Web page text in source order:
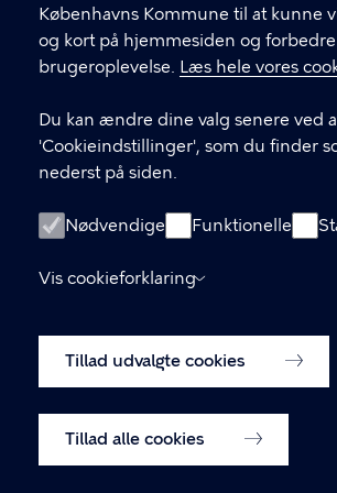
Københavns Kommune til at kunne
og kort på hjemmesiden og
brugeroplevelse. Læs hele vores
Du kan ændre dine valg senere ved
'Cookieindstillinger', som du finder
nederst på siden.
Nødvendige Funktionelle
Vis cookieforklaring
Tillad udvalgte cookies
Tillad alle cookies
fp_oesterbrolokaludv@okf.kk.dk
LINKS
Følg os på Facebook
Følg os på Instagram
Tilgængelighedserklæring
Cookiepolitik
Cookieindstillinger